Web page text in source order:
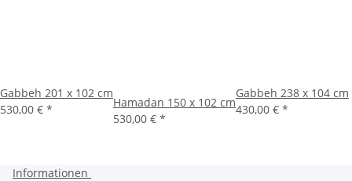
Gabbeh 201 x 102 cm
530,00 € *
Hamadan 150 x 102 cm
530,00 € *
Gabbeh 238 x 104 cm
430,00 € *
Informationen